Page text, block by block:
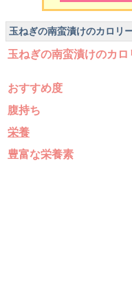
玉ねぎの南蛮漬けのカロリ
玉ねぎの南蛮漬けのカロ
おすすめ度
腹持ち
栄養
豊富な栄養素